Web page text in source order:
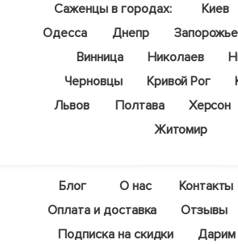
Саженцы в городах: Киев
Одесса
Днепр Запорожье
Винница
Николаев
Черновцы
Кривой Рог
Львов
Полтава Херсон
Житомир
Блог О нас Контакты
Оплата и доставка
Отзывы
Подписка на скидки
Дарим